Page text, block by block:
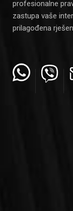
profesionalne
zastupa vaše
prilagođena